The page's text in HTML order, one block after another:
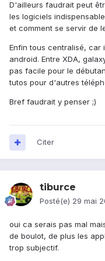
D'ailleurs faudrait peut
les logiciels
et comment se servir de
Enfin tous centralisé, car
android. Entre XDA,
pas facile pour le
tutos pour d'autres
Bref faudrait y penser ;)
Citer
tiburce
Posté(e) 29 mai
oui ca serais pas mal
de boulot, de plus les
trop subjectif.